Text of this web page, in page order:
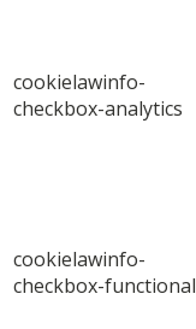
cookielawinfo-
checkbox-analytics
cookielawinfo-
checkbox-functional